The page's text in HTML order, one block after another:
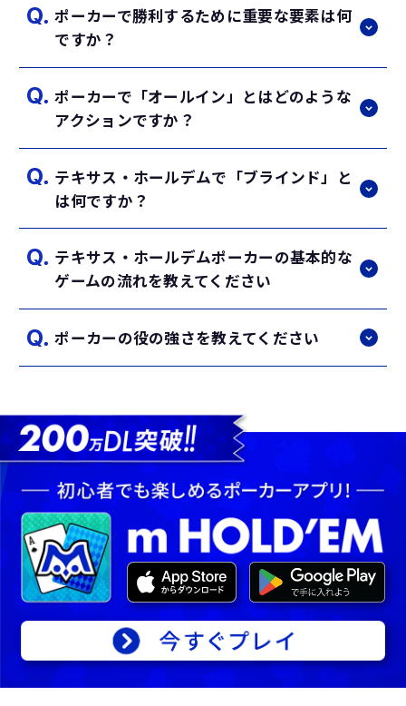
ポーカーのベットアクションは以下の通りで
ーのベット額にさらに上乗せしてベットする
こと。 フォールド：勝負を降りて、このゲ
ームから離脱すること。 チェック：ベット
せずに順番をパスすること。自分より前のプ
レイヤーが誰もベットしていない場合にのみ
｢ベット｣の記事を読む
ポーカーで勝利するために重要な要素は何
ですか？
ポーカーで勝つためには、確率を考慮して自
トパターンや行動を観察し、自分の戦略を柔
軟に調整することで勝利に近づけます。
｢ポジション｣の記事を読む
｢スターティングハンド｣の記事を読む
ポーカーで「オールイン」とはどのような
アクションですか？
「オールイン」とは、自分の手持ちのチップ
できない場合でも、オールインを宣言するこ
とでゲームを続行できます。
｢オールイン｣の記事を読む
テキサス・ホールデムで「ブラインド」と
は何ですか？
「ブラインド」とは、ゲーム開始時に強制的
り、ディーラーボタンの左隣から順に配置さ
れます。スモールブラインドは最低ベット額
額を強制的にベットします。
｢ブラインド｣の記事を読む
テキサス・ホールデムポーカーの基本的な
ゲームの流れを教えてください
テキサス・ホールデムでは、各プレイヤーに
す（最初に3枚のフロップ、その後1枚ずつの
ターンとリバー）。プレイヤーは各ラウンド
でベットやフォールドなどのアクションを行
い、最終的に最強の役を持つプレイヤーが勝
者となります。
｢テキサスホールデムとは？｣の記事を
読む
｢マナー｣の記事を読む
ポーカーの役の強さを教えてください
ポーカーの役は強い順に以下の通りです。
ロイヤルフラッシュ
ストレートフラッシュ
フォーカード（フォー・オブ・ア・カインド
／クアッズ）
フルハウス
フラッシュ
ストレート
スリーカード（スリー・オブ・ア・カインド
／トリップス／セット）
ツーペア
ワンペア
ハイカード